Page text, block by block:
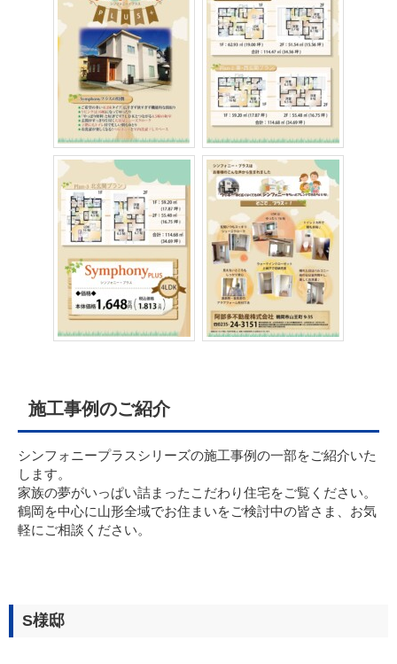
施工事例のご紹介
シンフォニープラスシリーズの施工事例の一部をご紹介いた
します。
家族の夢がいっぱい詰まったこだわり住宅をご覧ください。
鶴岡を中心に山形全域でお住まいをご検討中の皆さま、お気
軽にご相談ください。
S様邸